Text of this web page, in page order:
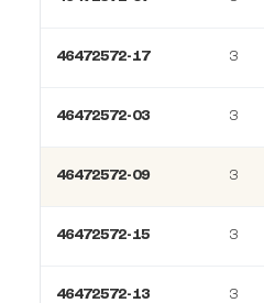
46472572-17 3
46472572-03 3
46472572-09 3
46472572-15 3
46472572-13 3